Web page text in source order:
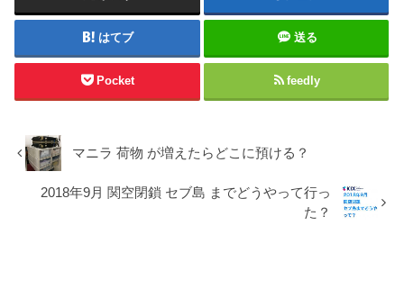
はてブ 送る
Pocket feedly
マニラ 荷物 が増えたらどこに預ける？
2018年9月 関空閉鎖 セブ島 までどうやって行っ
た？